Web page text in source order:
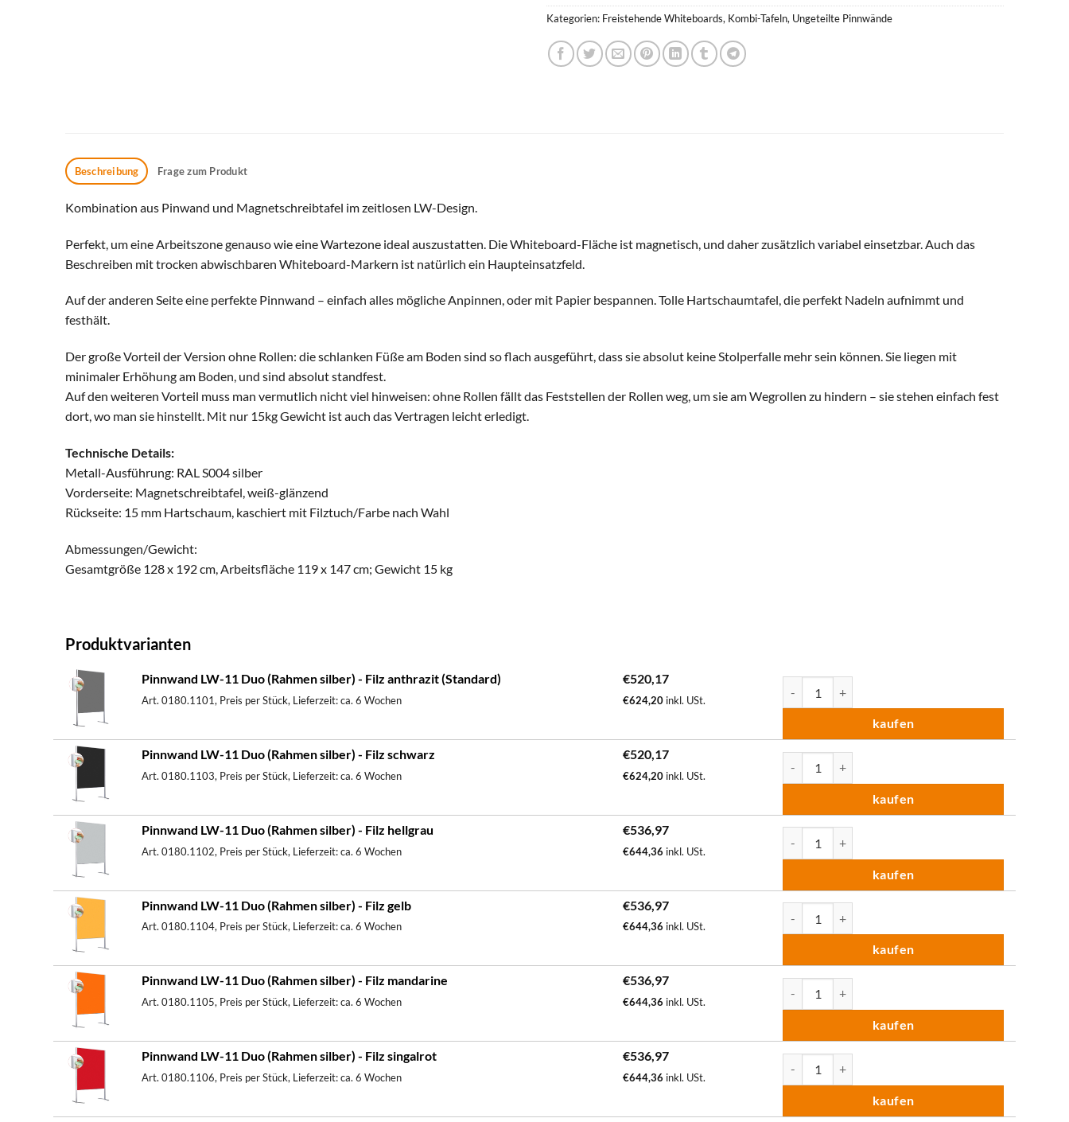
Kategorien: Freistehende Whiteboards, Kombi-Tafeln, Ungeteilte Pinnwände
Beschreibung Frage zum Produkt
Kombination aus Pinwand und Magnetschreibtafel im zeitlosen LW-Design.
Perfekt, um eine Arbeitszone genauso wie eine Wartezone ideal auszustatten. Die Whiteboard-Fläche ist magnetisch, und daher zusätzlich variabel einsetzbar. Auch das
Beschreiben mit trocken abwischbaren Whiteboard-Markern ist natürlich ein Haupteinsatzfeld.
Auf der anderen Seite eine perfekte Pinnwand – einfach alles mögliche Anpinnen, oder mit Papier bespannen. Tolle Hartschaumtafel, die perfekt Nadeln aufnimmt und
festhält.
Der große Vorteil der Version ohne Rollen: die schlanken Füße am Boden sind so flach ausgeführt, dass sie absolut keine Stolperfalle mehr sein können. Sie liegen mit
minimaler Erhöhung am Boden, und sind absolut standfest.
Auf den weiteren Vorteil muss man vermutlich nicht viel hinweisen: ohne Rollen fällt das Feststellen der Rollen weg, um sie am Wegrollen zu hindern – sie stehen einfach fest
dort, wo man sie hinstellt. Mit nur 15kg Gewicht ist auch das Vertragen leicht erledigt.
Technische Details:
Metall-Ausführung: RAL S004 silber
Vorderseite: Magnetschreibtafel, weiß-glänzend
Rückseite: 15 mm Hartschaum, kaschiert mit Filztuch/Farbe nach Wahl
Abmessungen/Gewicht:
Gesamtgröße 128 x 192 cm, Arbeitsfläche 119 x 147 cm; Gewicht 15 kg
Produktvarianten
Pinnwand LW-11 Duo (Rahmen silber) - Filz anthrazit (Standard)
Art. 0180.1101, Preis per Stück, Lieferzeit: ca. 6 Wochen
€520,17
€624,20inkl. USt.
kaufen
Pinnwand LW-11 Duo (Rahmen silber) - Filz schwarz
Art. 0180.1103, Preis per Stück, Lieferzeit: ca. 6 Wochen
€520,17
€624,20inkl. USt.
kaufen
Pinnwand LW-11 Duo (Rahmen silber) - Filz hellgrau
Art. 0180.1102, Preis per Stück, Lieferzeit: ca. 6 Wochen
€536,97
€644,36 inkl. USt.
kaufen
Pinnwand LW-11 Duo (Rahmen silber) - Filz gelb
Art. 0180.1104, Preis per Stück, Lieferzeit: ca. 6 Wochen
€536,97
€644,36 inkl. USt.
kaufen
Pinnwand LW-11 Duo (Rahmen silber) - Filz mandarine
Art. 0180.1105, Preis per Stück, Lieferzeit: ca. 6 Wochen
€536,97
€644,36 inkl. USt.
kaufen
Pinnwand LW-11 Duo (Rahmen silber) - Filz singalrot
Art. 0180.1106, Preis per Stück, Lieferzeit: ca. 6 Wochen
€536,97
€644,36 inkl. USt.
kaufen